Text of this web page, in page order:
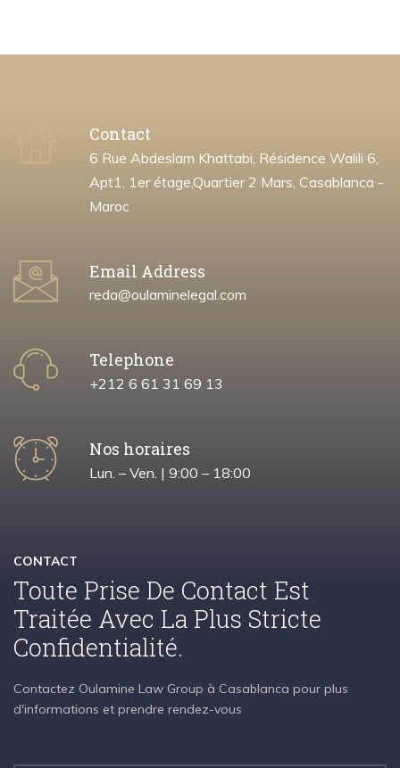
Contact
6 Rue Abdeslam Khattabi, Résidence Walili 6,
Apt1, 1er étage,Quartier 2 Mars, Casablanca -
Maroc
Email Address
reda@oulaminelegal.com
Telephone
+212 6 61 31 69 13
Nos horaires
Lun. – Ven. | 9:00 – 18:00
CONTACT
Toute Prise De Contact Est
Traitée Avec La Plus Stricte
Confidentialité.
Contactez Oulamine Law Group à Casablanca pour plus
d'informations et prendre rendez-vous